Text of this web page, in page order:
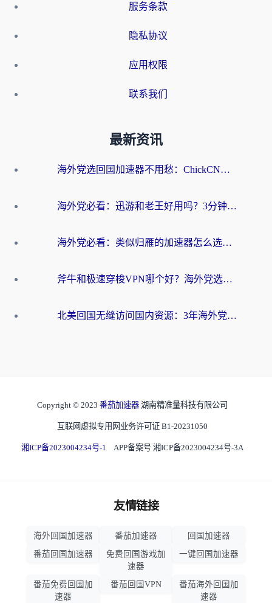
服务条款
隐私协议
应用权限
联系我们
最新资讯
海外党选回国加速器不用愁：ChickCN和洞见哪个好？一篇搞定所有疑问
海外党必看：迅游和老王好用吗？3分钟选对加速国内网络的加速器
海外党必看：类似归雁的加速器怎么选？一篇搞定无缝访问国内资源
斧牛和极速穿梭VPN哪个好？海外党选回国加速器必看的真实对比与避坑指南
北美回国无缝访问国内资源：3年海外党亲测的加速器选择指南
Copyright © 2023 番茄加速器 湖南精准量科技有限公司
互联网虚拟专用网业务许可证 B1-20231050
湘ICP备2023004234号-1 APP备案号 湘ICP备2023004234号-3A
友情链接
海外回国加速器 番茄加速器
回国加速器
番茄回国加速器
免费回国游戏加
速器
一键回国加速器
番茄免费回国加
速器
番茄回国VPN
番茄海外回国加
速器